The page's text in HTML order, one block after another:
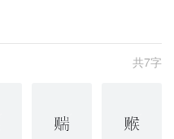
共7字